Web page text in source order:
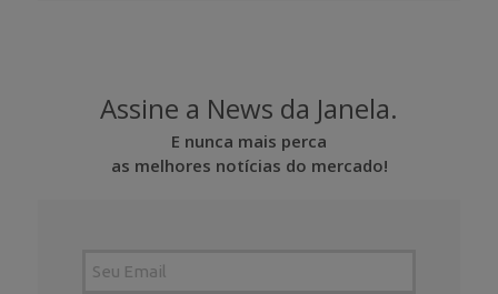
Assine a News da Janela.
E nunca mais perca
as melhores notícias do mercado!